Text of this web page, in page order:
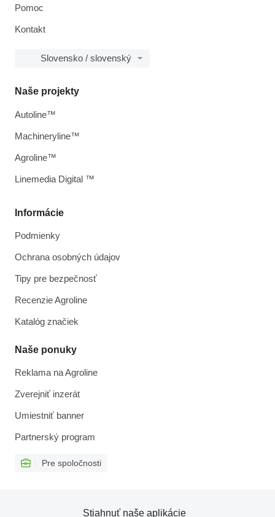
Pomoc
Kontakt
Slovensko / slovenský
Informácie
Podmienky
Ochrana osobných údajov
Tipy pre bezpečnosť
Recenzie Agroline
Katalóg značiek
Naše ponuky
Reklama na Agroline
Zverejniť inzerát
Umiestniť banner
Partnerský program
Pre spoločnosti
Naše projekty
Autoline™
Machineryline™
Agroline™
Linemedia Digital ™
Stiahnuť naše aplikácie